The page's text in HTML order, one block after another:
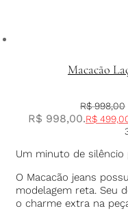
Macacão
R$998,00
R$ 998,00.R$
Um minuto de silêncio
O Macacão jeans
modelagem reta. Seu
o charme extra na